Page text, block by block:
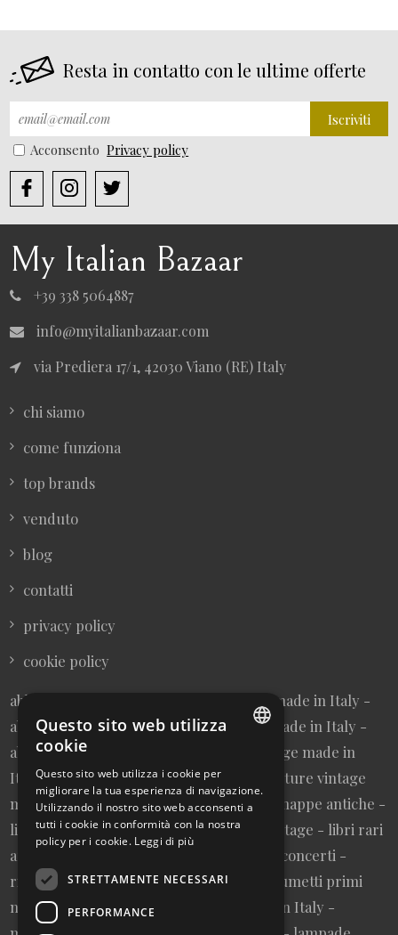
Resta in contatto con le ultime offerte
Iscriviti
Acconsento Privacy policy
My Italian Bazaar
+39 338 5064887
info@myitalianbazaar.com
via Prediera 17/1, 42030 Viano (RE) Italy
chi siamo
come funziona
top brands
venduto
blog
contatti
privacy policy
cookie policy
abbigliamento donna vintage sartoriale made in Italy -
abbigliamento uomo vintage sartoriale made in Italy -
abbigliamento da collezione - borse vintage made in
Italy - cravatte vintage made in Italy - cinture vintage
made in Italy - collezionismo cartaceo - mappe antiche -
litografie e stampe antiche - cartoline vintage - libri rari
autografati fuori catalogo - memorabilia concerti -
riviste primi numeri annate complete - fumetti primi
numeri annate complete - design made in Italy -
ENGLISH
Questo sito web utilizza
cookie
Questo sito web utilizza i cookie per
migliorare la tua esperienza di navigazione.
Utilizzando il nostro sito web acconsenti a
tutti i cookie in conformità con la nostra
policy per i cookie. Leggi di più
STRETTAMENTE NECESSARI
PERFORMANCE